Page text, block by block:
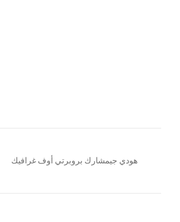
هودي جيمشارك بروبرتي أوف غرافيك